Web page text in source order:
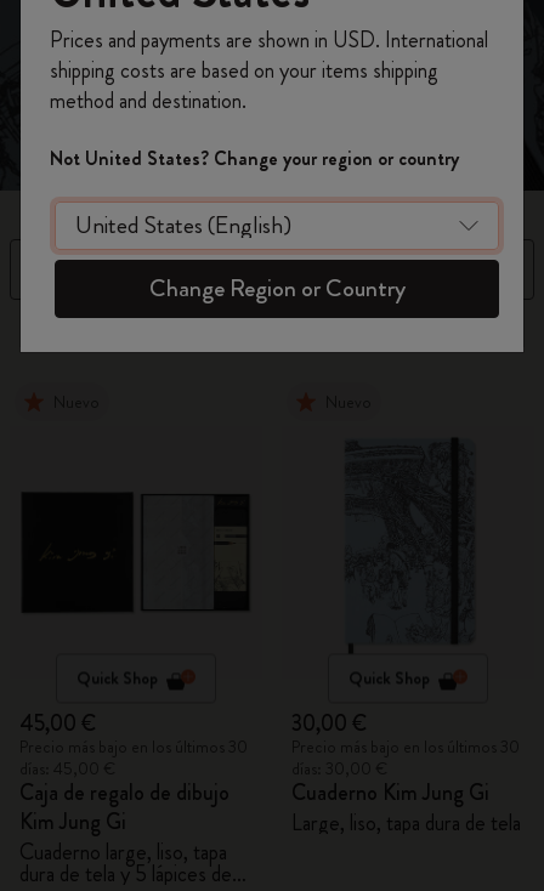
vida en todo su intrincado detalle.
Filtro Ordenar por
Quick Shop
45,00 €
Caja de regalo de dibujo
Kim Jung Gi
Cuaderno large, liso, tapa
dura de tela y 5 lápices de
Quick Shop
30,00 €
Cuaderno Kim Jung Gi
Large, liso, tapa dura de tela
Regístrate ahora y obtén un 10% de descuento
y envío gratuito en tu primer pedidoutilizando
el códigoWELCOME10.
Crea una cuenta de Moleskine para acceder a
ofertas exclusivas, beneficios para miembros y
más inspiración.
Crear cuenta!
Prices and payments are shown in USD. International
shipping costs are based on your items shipping
method and destination.
Not United States? Change your region or country
Change Region or Country